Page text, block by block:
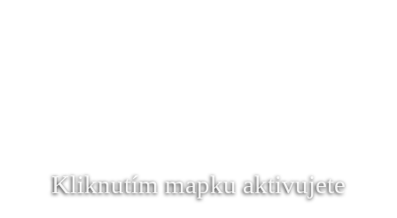
Kliknutím mapku aktivujete